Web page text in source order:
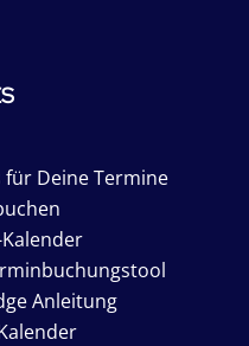
für Deine Termine
Anleitung